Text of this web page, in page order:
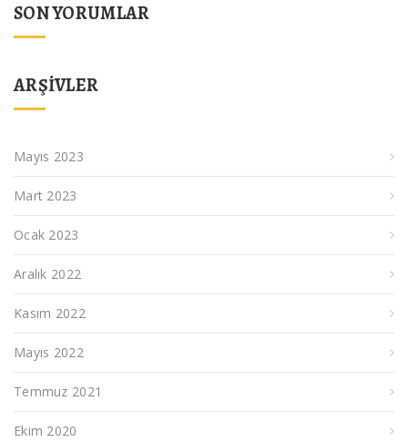
SON YORUMLAR
ARŞIVLER
Mayıs 2023
Mart 2023
Ocak 2023
Aralık 2022
Kasım 2022
Mayıs 2022
Temmuz 2021
Ekim 2020